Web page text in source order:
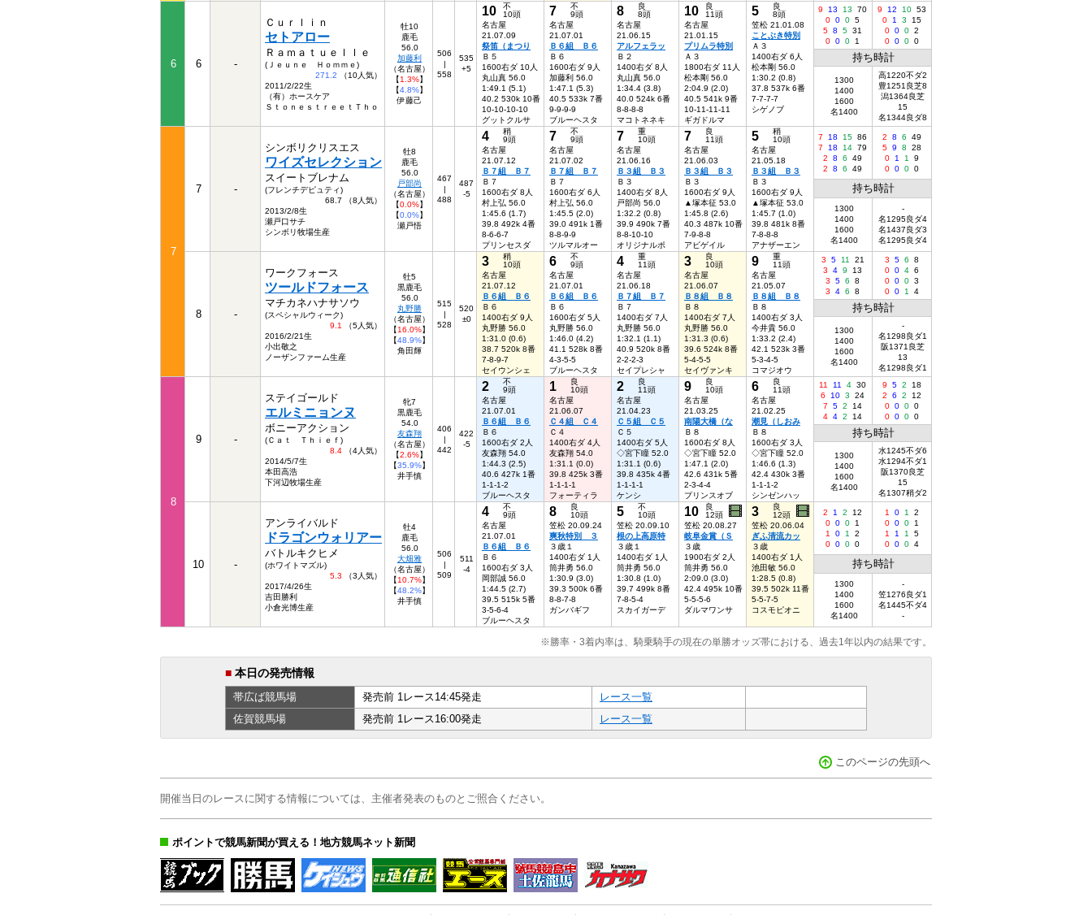
6 6 -
Ｃｕｒｌｉｎ
セトアロー
Ｒａｍａｔｕｅｌｌｅ
(Ｊｅｕｎｅ Ｈｏｍｍｅ)
271.2 （10人気）
2011/2/22生
（有）ホースケア
ＳｔｏｎｅｓｔｒｅｅｔＴｈｏ
牡10
鹿毛
56.0
加藤利
（名古屋）
【1.3%】
【4.8%】
伊藤己
506
|
558
535
+5
10
不
10頭
名古屋
21.07.09
祭笛（まつり
Ｂ５
1600右ダ 10人
丸山真 56.0
1:49.1 (5.1)
40.2 530k 10番
10-10-10-10
グットクルサ
7
不
9頭
名古屋
21.07.01
Ｂ６組 Ｂ６
Ｂ６
1600右ダ 9人
加藤利 56.0
1:47.1 (5.3)
40.5 533k 7番
9-9-9-9
ブルーヘスタ
8
良
8頭
名古屋
21.06.15
アルフェラッ
Ｂ２
1400右ダ 8人
丸山真 56.0
1:34.4 (3.8)
40.0 524k 6番
8-8-8-8
マコトネネキ
10
良
11頭
名古屋
21.01.15
プリムラ特別
Ａ３
1800右ダ 11人
松本剛 56.0
2:04.9 (2.0)
40.5 541k 9番
10-11-11-11
ギガドルマ
5
良
8頭
笠松 21.01.08
ことぶき特別
Ａ３
1400右ダ 6人
松本剛 56.0
1:30.2 (0.8)
37.8 537k 6番
7-7-7-7
シゲノブ
9 13 13
70
0 0 0 5
5 8 5 31
0 0 0 1
9 12 10 53
0
1 3
15
0 0 0 2
0 0 0 0
持ち時計
1300
1400
1600
名1400
高1220不ダ2
豊1251良芝8
潟1364良芝
15
名1344良ダ8
7
7 -
シンボリクリスエス
ワイズセレクション
スイートブレナム
(フレンチデピュティ)
68.7 （8人気）
2013/2/8生
瀬戸口サチ
シンボリ牧場生産
牡8
鹿毛
56.0
戸部尚
（名古屋）
【0.0%】
【0.0%】
瀬戸悟
467
|
488
487
-5
4
稍
9頭
名古屋
21.07.12
Ｂ７組 Ｂ７
Ｂ７
1600右ダ 8人
村上弘 56.0
1:45.6 (1.7)
39.8 492k 4番
8-6-6-7
プリンセスダ
7
不
9頭
名古屋
21.07.02
Ｂ７組 Ｂ７
Ｂ７
1600右ダ 6人
村上弘 56.0
1:45.5 (2.0)
39.0 491k 1番
8-8-9-9
ツルマルオー
7
重
10頭
名古屋
21.06.16
Ｂ３組 Ｂ３
Ｂ３
1400右ダ 8人
戸部尚 56.0
1:32.2 (0.8)
39.9 490k 7番
8-8-10-10
オリジナルポ
7
良
11頭
名古屋
21.06.03
Ｂ３組 Ｂ３
Ｂ３
1600右ダ 9人
▲塚本征 53.0
1:45.8 (2.6)
40.3 487k 10番
7-9-8-8
アビゲイル
5
稍
10頭
名古屋
21.05.18
Ｂ３組 Ｂ３
Ｂ３
1600右ダ 9人
▲塚本征 53.0
1:45.7 (1.0)
39.8 481k 8番
7-8-8-8
アナザーエン
7 18 15 86
7
18 14 79
2
8 6
49
2
8 6 49
2 8 6
49
5 9 8
28
0
1 1
9
0 0 0 0
持ち時計
1300
1400
1600
名1400
-
名1295良ダ4
名1437良ダ3
名1295良ダ4
8 -
ワークフォース
ツールドフォース
マチカネハナサソウ
(スペシャルウィーク)
9.1
（5人気）
2016/2/21生
小出敬之
ノーザンファーム生産
牡5
黒鹿毛
56.0
丸野勝
（名古屋）
【16.0%】
【48.9%】
角田輝
515
|
528
520
±0
3
稍
10頭
名古屋
21.07.12
Ｂ６組 Ｂ６
Ｂ６
1400右ダ 9人
丸野勝 56.0
1:31.0 (0.6)
38.7 520k 8番
7-8-9-7
セイウンシェ
6
不
9頭
名古屋
21.07.01
Ｂ６組 Ｂ６
Ｂ６
1600右ダ 5人
丸野勝 56.0
1:46.0 (4.2)
41.1 528k 8番
4-3-5-5
ブルーヘスタ
4
重
11頭
名古屋
21.06.18
Ｂ７組 Ｂ７
Ｂ７
1400右ダ 7人
丸野勝 56.0
1:32.1 (1.1)
40.9 520k 8番
2-2-2-3
セイプレシャ
3
良
10頭
名古屋
21.06.07
Ｂ８組 Ｂ８
Ｂ８
1400右ダ 7人
丸野勝 56.0
1:31.3 (0.6)
39.6 524k 8番
5-4-5-5
セイヴァンキ
9
重
11頭
名古屋
21.05.07
Ｂ８組 Ｂ８
Ｂ８
1400右ダ 3人
今井貴 56.0
1:33.2 (2.4)
42.1 523k 3番
5-3-4-5
コマジオウ
3 5 11
21
3
4 9
13
3
5 6
8
3
4 6 8
3 5 6
8
0 0 4 6
0 0 0 3
0 0 1 4
持ち時計
1300
1400
1600
名1400
-
名1298良ダ1
阪1371良芝
13
名1298良ダ1
8
9 -
ステイゴールド
エルミニョンヌ
ボニーアクション
(Ｃａｔ Ｔｈｉｅｆ)
8.4 （4人気）
2014/5/7生
本田高浩
下河辺牧場生産
牝7
黒鹿毛
54.0
友森翔
（名古屋）
【2.6%】
【35.9%】
井手慎
406
|
442
422
-5
2
不
9頭
名古屋
21.07.01
Ｂ６組 Ｂ６
Ｂ６
1600右ダ 2人
友森翔 54.0
1:44.3 (2.5)
40.6 427k 1番
1-1-1-2
ブルーヘスタ
1
良
10頭
名古屋
21.06.07
Ｃ４組 Ｃ４
Ｃ４
1400右ダ 4人
友森翔 54.0
1:31.1 (0.0)
39.8 425k 3番
1-1-1-1
フォーティラ
2
良
11頭
名古屋
21.04.23
Ｃ５組 Ｃ５
Ｃ５
1400右ダ 5人
◇宮下瞳 52.0
1:31.1 (0.6)
39.8 435k 4番
1-1-1-1
ケンシ
9
良
10頭
名古屋
21.03.25
南陽大橋（な
Ｂ８
1600右ダ 8人
◇宮下瞳 52.0
1:47.1 (2.0)
42.6 431k 5番
2-3-4-4
プリンスオブ
6
良
11頭
名古屋
21.02.25
潮見（しおみ
Ｂ８
1600右ダ 3人
◇宮下瞳 52.0
1:46.6 (1.3)
42.4 430k 3番
1-1-1-2
シンゼンハッ
11 11 4 30
6
10 3
24
7
5 2
14
4 4 2 14
9 5 2
18
2
6 2
12
0 0 0 0
0 0 0 0
持ち時計
1300
1400
1600
名1400
水1245不ダ6
水1294不ダ1
阪1370良芝
15
名1307稍ダ2
10 -
アンライバルド
ドラゴンウォリアー
バトルキクヒメ
(ホワイトマズル)
5.3 （3人気）
2017/4/26生
吉田勝利
小倉光博生産
牡4
鹿毛
56.0
大畑雅
（名古屋）
【10.7%】
【48.2%】
井手慎
506
|
509
511
-4
4
不
9頭
名古屋
21.07.01
Ｂ６組 Ｂ６
Ｂ６
1600右ダ 3人
岡部誠 56.0
1:44.5 (2.7)
39.5 515k 5番
3-5-6-4
ブルーヘスタ
8
良
10頭
笠松 20.09.24
爽秋特別 ３
３歳１
1400右ダ 1人
筒井勇 56.0
1:30.9 (3.0)
39.3 500k 6番
8-8-7-8
ガンバギフ
5
不
10頭
笠松 20.09.10
根の上高原特
３歳１
1400右ダ 1人
筒井勇 56.0
1:30.8 (1.0)
39.7 499k 8番
7-8-5-4
スカイガーデ
10
良
12頭
笠松 20.08.27
岐阜金賞（Ｓ
３歳
1900右ダ 2人
筒井勇 56.0
2:09.0 (3.0)
42.4 495k 10番
5-5-5-6
ダルマワンサ
3
良
12頭
笠松 20.06.04
ぎふ清流カッ
３歳
1400右ダ 1人
池田敏 56.0
1:28.5 (0.8)
39.5 502k 11番
5-5-7-5
コスモピオニ
2 1 2
12
0 0 0
1
1
0 1
2
0 0 0 0
1 0 1
2
0 0 0
1
1
1 1
5
0 0 0 4
持ち時計
1300
1400
1600
名1400
-
笠1276良ダ1
名1445不ダ4
-
※勝率・3着内率は、騎乗騎手の現在の単勝オッズ帯における、過去1年以内の結果です。
■ 本日の発売情報
帯広ば競馬場 発売前 1レース14:45発走
レース一覧
佐賀競馬場 発売前 1レース16:00発走 レース一覧
このページの先頭へ
開催当日のレースに関する情報については、主催者発表のものとご照合ください。
ポイントで競馬新聞が買える！地方競馬ネット新聞